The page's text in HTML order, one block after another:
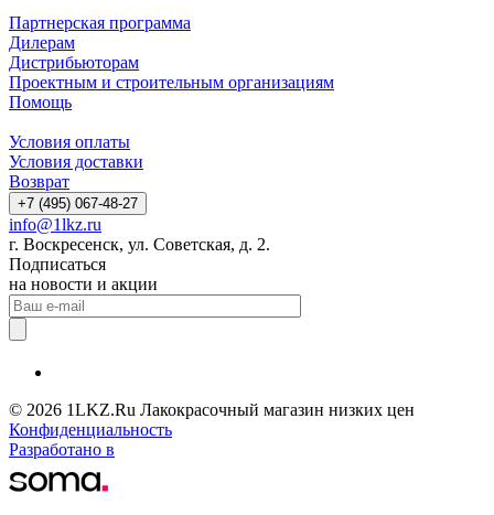
Партнерская программа
Дилерам
Дистрибьюторам
Проектным и строительным организациям
Помощь
Условия оплаты
Условия доставки
Возврат
+7 (495) 067-48-27
info@1lkz.ru
г. Воскресенск, ул. Советская, д. 2.
Подписаться
на новости и акции
© 2026 1LKZ.Ru Лакокрасочный магазин низких цен
Конфиденциальность
Разработано в